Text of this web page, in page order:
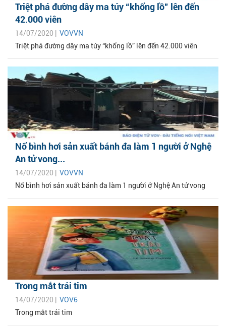
Triệt phá đường dây ma túy “khổng lồ” lên đến
42.000 viên
14/07/2020 | VOVVN
Triệt phá đường dây ma túy “khổng lồ” lên đến 42.000 viên
Nổ bình hơi sản xuất bánh đa làm 1 người ở Nghệ
An tử vong...
14/07/2020 | VOVVN
Nổ bình hơi sản xuất bánh đa làm 1 người ở Nghệ An tử vong
Trong mắt trái tim
14/07/2020 | VOV6
Trong mắt trái tim